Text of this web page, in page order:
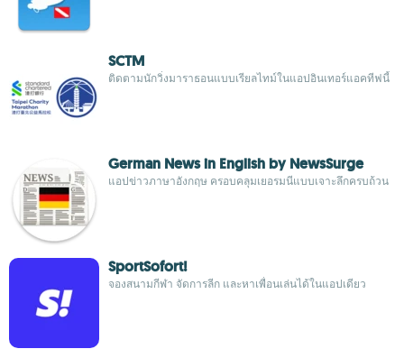
SCTM
ติดตามนักวิ่งมาราธอนแบบเรียลไทม์ในแอปอินเทอร์แอคทีฟนี้
German News in English by NewsSurge
แอปข่าวภาษาอังกฤษ ครอบคลุมเยอรมนีแบบเจาะลึกครบถ้วน
SportSofort!
จองสนามกีฬา จัดการลีก และหาเพื่อนเล่นได้ในแอปเดียว